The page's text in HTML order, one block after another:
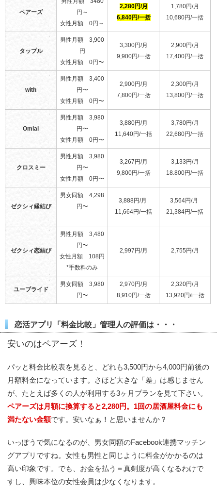
ペアーズ
円～
女性月額 0円～
2,280円/月
6,840円/一括
1,780円/月
10,680円/一括
タップル
男性月額 3,900
円
女性月額 0円〜
3,300円/月
9,900円/一括
2,900円/月
17,400円/一括
with
男性月額 3,400
円〜
女性月額 0円〜
2,900円/月
7,800円/一括
2,300円/月
13,800円/一括
Omiai
男性月額 3,980
円〜
女性月額 0円〜
3,880円/月
11,640円/一括
3,780円/月
22,680円/一括
クロスミー
男性月額 3,980
円〜
女性月額 0円〜
3,267円/月
9,800円/一括
3,133円/月
18.800円/一括
ゼクシィ縁結び
男女同額 4,298
円〜
3,888円/月
11,664円/一括
3,564円/月
21,384円/一括
ゼクシィ恋結び
男性月額 3,480
円〜
女性月額 108円
*手数料のみ
2,997円/月 2,755円/月
ユーブライド
男女同額 3,980
円〜
2,970円/月
8,910円/一括
2,320円/月
13,920円/i一括
恋活アプリ「料金比較」管理人の評価は・・・
安いのはペアーズ！
パッと料金比較表を見ると、どれも3,500円から4,000円前後の
月額料金になっています。さほど大きな「差」は感じません
が、たとえば多くの人が利用する3ヶ月プランを見て下さい。
ペアーズは月額に換算すると2,280円。1回の居酒屋料金にも
満たない金額です。安いなぁ！と思いませんか？
いっぽうで気になるのが、男女同額のFacebook連携マッチン
グアプリですね。女性も男性と同じように料金がかかるのは
高い印象です。でも、お金を払う＝真剣度が高くなるわけで
すし、興味本位の女性会員は少なくなります。